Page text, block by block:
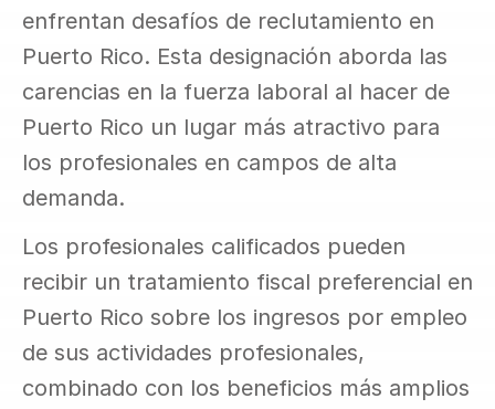
enfrentan desafíos de reclutamiento en
Puerto Rico. Esta designación aborda las
carencias en la fuerza laboral al hacer de
Puerto Rico un lugar más atractivo para
los profesionales en campos de alta
demanda.
Los profesionales calificados pueden
recibir un tratamiento fiscal preferencial en
Puerto Rico sobre los ingresos por empleo
de sus actividades profesionales,
combinado con los beneficios más amplios